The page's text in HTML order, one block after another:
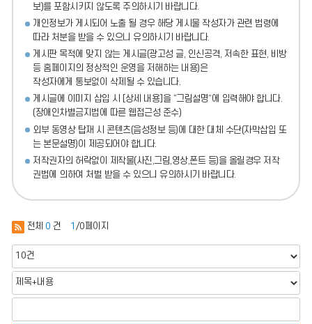
보)를 포함시키지 않도록 주의하시기 바랍니다.
개인정보가 게시되어 노출 될 경우 해당 게시물 작성자가 관련 법령에
따라 처분을 받을 수 있으니 유의하시기 바랍니다.
게시판 목적에 맞지 않는 게시글(광고성 글, 인신공격, 저속한 표현, 비방
등 홈페이지의 정상적인 운영을 저해하는 내용)은
작성자에게 통보없이 삭제될 수 있습니다.
게시글에 이미지 삽입 시 [상세 내용]을 “그림설명”에 입력해야 합니다.
(장애인차별금지법에 따른 웹접근성 준수)
외부 동영상 탑재 시 콘텐츠(음성정보 등)에 대한 대체 수단(자막삽입 또
는 본문설명)이 제공되어야 합니다.
저작권자의 허락없이 제작물(사진,그림,영상,폰트 등)을 올릴경우 저작
권법에 의하여 처벌 받을 수 있으니 유의하시기 바랍니다.
전체 0 건 1 /0페이지